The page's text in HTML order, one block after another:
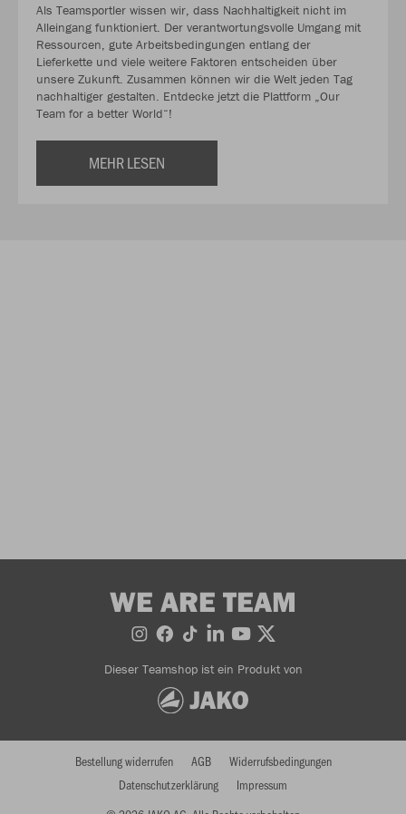
Als Teamsportler wissen wir, dass Nachhaltigkeit nicht im
Alleingang funktioniert. Der verantwortungsvolle Umgang mit
Ressourcen, gute Arbeitsbedingungen entlang der
Lieferkette und viele weitere Faktoren entscheiden über
unsere Zukunft. Zusammen können wir die Welt jeden Tag
nachhaltiger gestalten. Entdecke jetzt die Plattform „Our
Team for a better World“!
MEHR LESEN
WE ARE TEAM
Dieser Teamshop ist ein Produkt von
Bestellung widerrufen AGB
Widerrufsbedingungen
Datenschutzerklärung
Impressum